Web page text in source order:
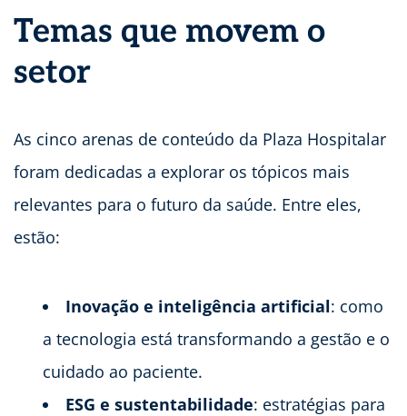
Temas que movem o
setor
As cinco arenas de conteúdo da Plaza Hospitalar
foram dedicadas a explorar os tópicos mais
relevantes para o futuro da saúde. Entre eles,
estão:
Inovação e inteligência artificial: como
a tecnologia está transformando a gestão e o
cuidado ao paciente.
ESG e sustentabilidade: estratégias para